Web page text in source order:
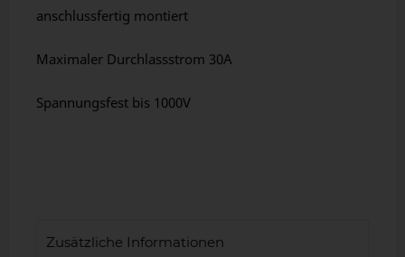
anschlussfertig montiert
Maximaler Durchlassstrom 30A
Spannungsfest bis 1000V
Zusätzliche Informationen